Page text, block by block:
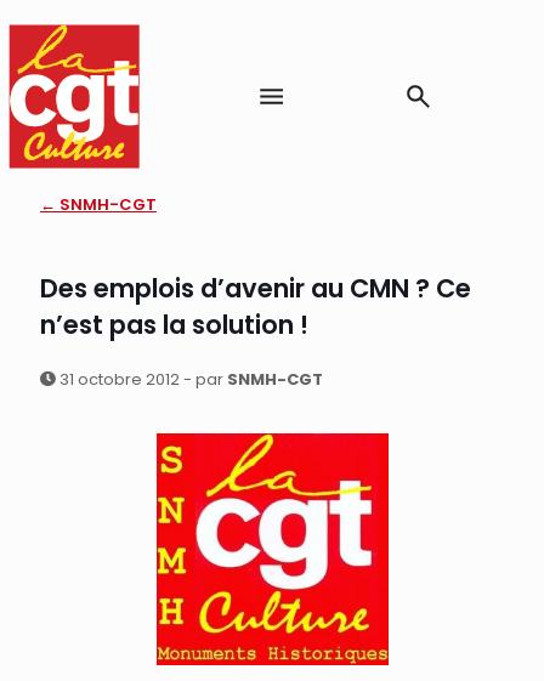
← SNMH-CGT
Des emplois d’avenir au CMN ? Ce
n’est pas la solution !
31 octobre 2012 - par SNMH-CGT